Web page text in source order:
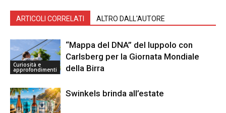
ARTICOLI CORRELATI ALTRO DALL'AUTORE
Curiosità e
approfondimenti
“Mappa del DNA” del luppolo con
Carlsberg per la Giornata Mondiale
della Birra
Swinkels brinda all’estate